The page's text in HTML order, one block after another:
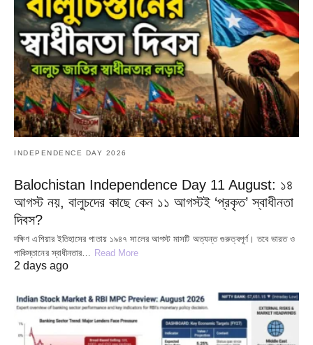
INDEPENDENCE DAY 2026
Balochistan Independence Day 11 August: ১৪
আগস্ট নয়, বালুচদের কাছে কেন ১১ আগস্টই ‘প্রকৃত’ স্বাধীনতা
দিবস?
দক্ষিণ এশিয়ার ইতিহাসের পাতায় ১৯৪৭ সালের আগস্ট মাসটি অত্যন্ত গুরুত্বপূর্ণ। তবে ভারত ও
পাকিস্তানের স্বাধীনতার…
Read More
2 days ago